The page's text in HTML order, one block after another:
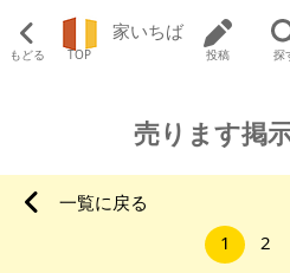
もどる TOP
家いちば
投稿 探
売ります掲
一覧に戻る
1
2